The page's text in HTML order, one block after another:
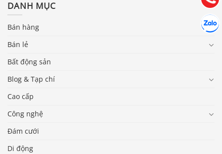
DANH MỤC
Bán hàng
Bán lẻ
Bất động sản
Blog & Tạp chí
Cao cấp
Công nghệ
Đám cưới
Di động
Chát